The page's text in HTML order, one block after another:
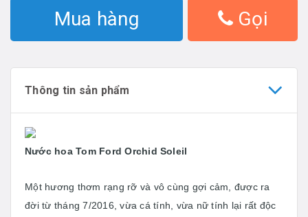
Mua hàng Gọi
Thông tin sản phẩm
Nước hoa Tom Ford Orchid Soleil
Một hương thơm rạng rỡ và vô cùng gợi cảm, được ra
đời từ tháng 7/2016, vừa cá tính, vừa nữ tính lại rất độc